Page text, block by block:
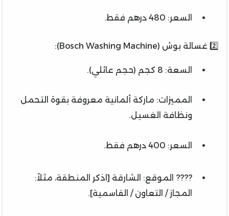
السعر: 480 درهم فقط.
2️⃣ غسالة بوش (Bosch Washing Machine):
السعة: 8 كجم (حجم عائلي).
المميزات: ماركة ألمانية معروفة بقوة التحمل
ونظافة الغسيل.
السعر: 400 درهم فقط.
???? الموقع: الشارقة [اذكر المنطقة، مثلاً:
المجاز / التعاون / القاسمية].